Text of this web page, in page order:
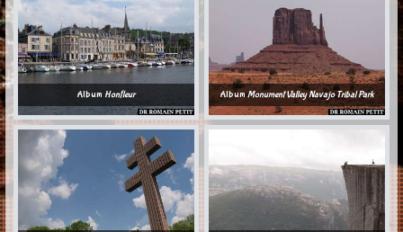
Album Honfleur AlbumMonument Valley Navajo Tribal Park